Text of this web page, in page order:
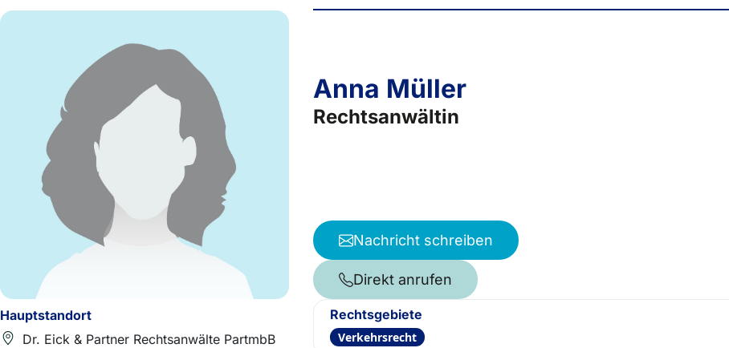
Hauptstandort
Dr. Eick & Partner Rechtsanwälte PartmbB
Anna Müller
Rechtsanwältin
Nachricht schreiben
Direkt anrufen
Rechtsgebiete
Verkehrsrecht